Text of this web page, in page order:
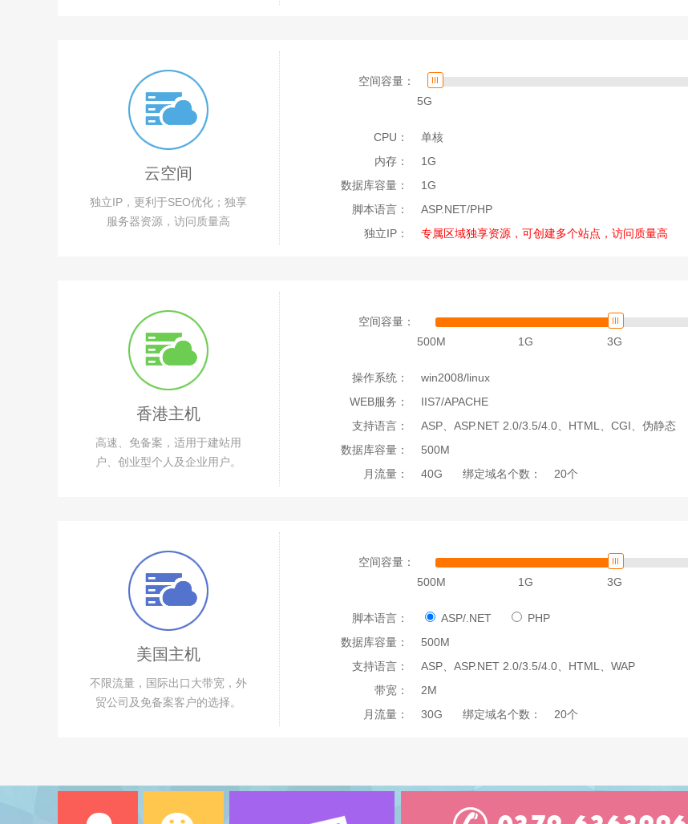
云空间
独立IP，更利于SEO优化；独享
服务器资源，访问质量高
空间容量：
5G
CPU：
单核
内存：
1G
数据库容量：
1G
脚本语言：
ASP.NET/PHP
独立IP：
专属区域独享资源，可创建多个站点，访问质量高
香港主机
高速、免备案，适用于建站用
户、创业型个人及企业用户。
空间容量：
500M
1G 3G
操作系统：
win2008/linux
WEB服务：
IIS7/APACHE
支持语言：
ASP、ASP.NET 2.0/3.5/4.0、HTML、CGI、伪静态
数据库容量：
500M
月流量：
40G 绑定域名个数： 20个
美国主机
不限流量，国际出口大带宽，外
贸公司及免备案客户的选择。
空间容量：
500M
1G 3G
脚本语言： ASP/.NET
PHP
数据库容量：
500M
支持语言：
ASP、ASP.NET 2.0/3.5/4.0、HTML、WAP
带宽：
2M
月流量：
30G 绑定域名个数： 20个